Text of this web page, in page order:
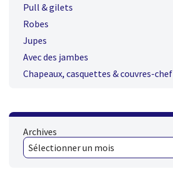
Pull & gilets
Robes
Jupes
Avec des jambes
Chapeaux, casquettes & couvres-chef
Archives